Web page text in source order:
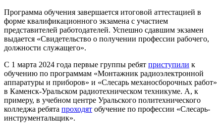
Программа обучения завершается итоговой аттестацией в
форме квалификационного экзамена с участием
представителей работодателей. Успешно сдавшим экзамен
выдается «Свидетельство о получении профессии рабочего,
должности служащего».
С 1 марта 2024 года первые группы ребят приступили к
обучению по программам «Монтажник радиоэлектронной
аппаратуры и приборов» и «Слесарь механосборочных работ»
в Каменск-Уральском радиотехническом техникуме. А, к
примеру, в учебном центре Уральского политехнического
колледжа ребята проходят обучение по профессии «Слесарь-
инструментальщик».